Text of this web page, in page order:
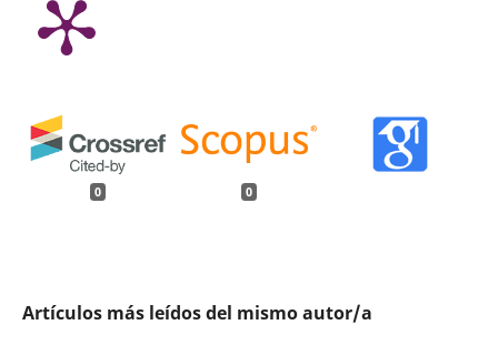
0 0
Artículos más leídos del mismo autor/a